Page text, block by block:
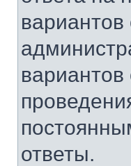
вариантов
вариантов
ответы.